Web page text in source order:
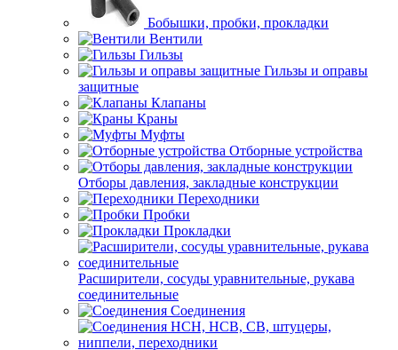
Бобышки, пробки, прокладки
Вентили
Гильзы
Гильзы и оправы
защитные
Клапаны
Краны
Муфты
Отборные устройства
Отборы давления, закладные конструкции
Переходники
Пробки
Прокладки
Расширители, сосуды уравнительные, рукава
соединительные
Соединения